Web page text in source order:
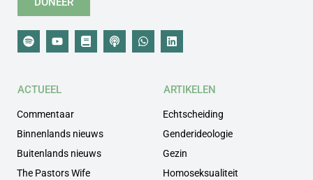
ACTUEEL
Commentaar
Binnenlands nieuws
Buitenlands nieuws
The Pastors Wife
ARTIKELEN
Echtscheiding
Genderideologie
Gezin
Homoseksualiteit